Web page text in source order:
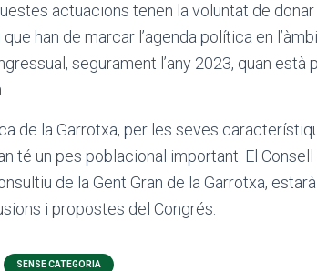
actuacions tenen la voluntat de
que han de marcar l’agenda política en
segurament l’any 2023, quan
de la Garrotxa, per les seves
té un pes poblacional important. El
de la Gent Gran de la Garrotxa,
i propostes del Congrés.
SENSE CATEGORIA